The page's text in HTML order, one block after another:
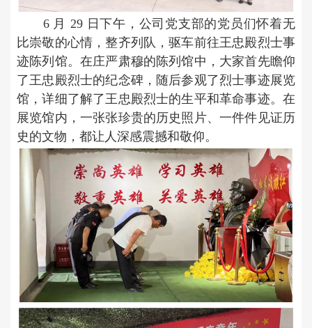
6 月 29 日下午，公司党支部的党员们怀着无
比崇敬的心情，整齐列队，驱车前往王忠殿烈士事
迹陈列馆。在庄严肃穆的陈列馆中，大家首先瞻仰
了王忠殿烈士的纪念碑，随后参观了烈士事迹展览
馆，详细了解了王忠殿烈士的生平和革命事迹。在
展览馆内，一张张珍贵的历史照片、一件件见证历
史的文物，都让人深感震撼和敬仰。